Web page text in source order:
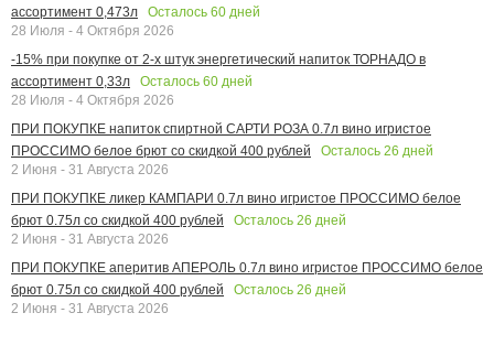
ассортимент 0,473л
Осталось 60 дней
28 Июля - 4 Октября 2026
-15% при покупке от 2-х штук энергетический напиток ТОРНАДО в
ассортимент 0,33л
Осталось 60 дней
28 Июля - 4 Октября 2026
ПРИ ПОКУПКЕ напиток спиртной САРТИ РОЗА 0.7л вино игристое
ПРОССИМО белое брют со скидкой 400 рублей
Осталось 26 дней
2 Июня - 31 Августа 2026
ПРИ ПОКУПКЕ ликер КАМПАРИ 0.7л вино игристое ПРОССИМО белое
брют 0.75л со скидкой 400 рублей
Осталось 26 дней
2 Июня - 31 Августа 2026
ПРИ ПОКУПКЕ аперитив АПЕРОЛЬ 0.7л вино игристое ПРОССИМО белое
брют 0.75л со скидкой 400 рублей
Осталось 26 дней
2 Июня - 31 Августа 2026